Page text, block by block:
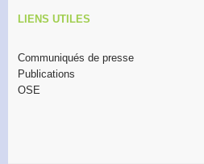
LIENS UTILES
Communiqués de presse
Publications
OSE